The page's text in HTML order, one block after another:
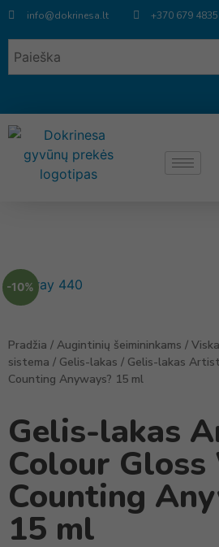
info@dokrinesa.lt +370 679
-10%
Pradžia / Augintinių šeimininkams /
sistema / Gelis-lakas / Gelis-lakas
Counting Anyways? 15 ml
Gelis-lakas
Colour Gloss
Counting
15 ml